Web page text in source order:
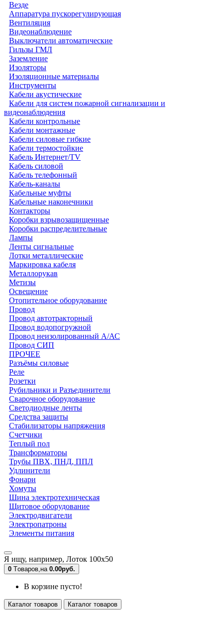
Везде
Аппаратура пускорегулирующая
Вентиляция
Видеонаблюдение
Выключатели автоматические
Гильзы ГМЛ
Заземление
Изоляторы
Изоляционные материалы
Инструменты
Кабели акустические
Кабели для систем пожарной сигнализации и
видеонаблюдения
Кабели контрольные
Кабели монтажные
Кабели силовые гибкие
Кабели термостойкие
Кабель Интернет/TV
Кабель силовой
Кабель телефонный
Кабель-каналы
Кабельные муфты
Кабельные наконечники
Контакторы
Коробки взрывозащищенные
Коробки распределительные
Лампы
Ленты сигнальные
Лотки металлические
Маркировка кабеля
Металлорукав
Метизы
Освещение
Отопительное оборудование
Провод
Провод автотракторный
Провод водопогружной
Провод неизолированный А/АС
Провод СИП
ПРОЧЕЕ
Разъёмы силовые
Реле
Розетки
Рубильники и Разъединители
Сварочное оборудование
Светодиодные ленты
Средства защиты
Стабилизаторы напряжения
Счетчики
Теплый пол
Трансформаторы
Трубы ПВХ, ПНД, ППЛ
Удлинители
Фонари
Хомуты
Шина электротехническая
Щитовое оборудование
Электродвигатели
Электропатроны
Элементы питания
Я ищу, например, Лоток 100х50
0 Tоваров,на 0.00руб.
В корзине пусто!
Каталог товаров Каталог товаров